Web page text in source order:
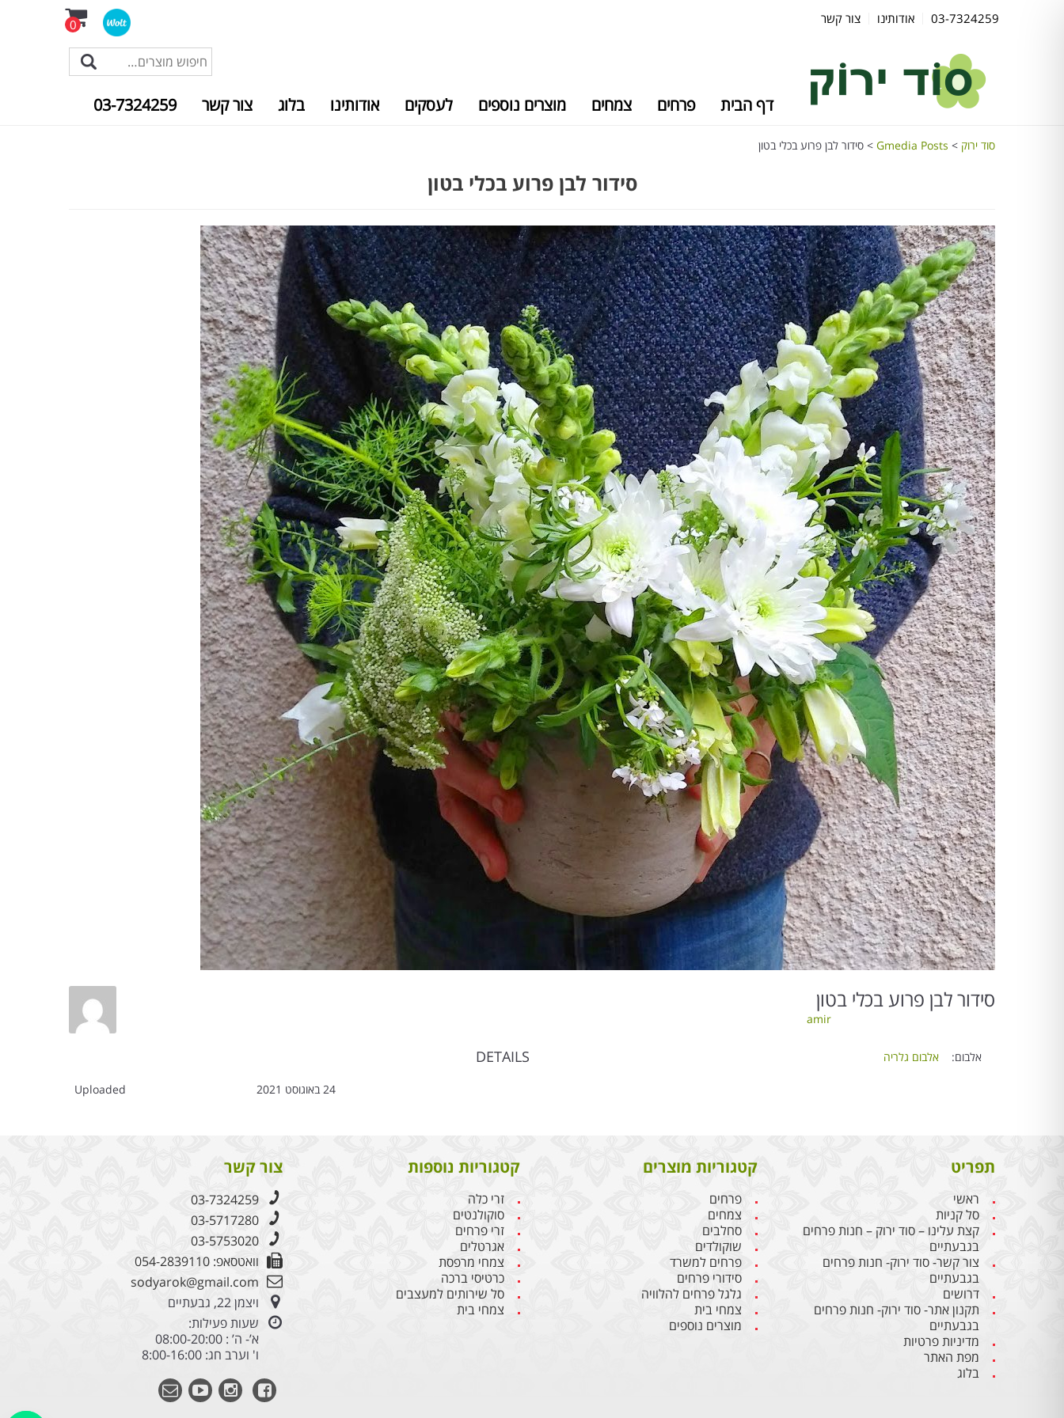
03-7324259 אודותינו צור קשר 0
דף הבית פרחים צמחים מוצרים נוספים לעסקים אודותינו בלוג צור קשר 03-7324259
סוד ירוק >
Gmedia Posts
> סידור לבן פרוע בכלי בטון
סידור לבן פרוע בכלי בטון
סידור לבן פרוע בכלי בטון
amir
אלבום: אלבום גלריה DETAILS
Uploaded 24 באוגוסט 2021
תפריט
ראשי
סל קניות
קצת עלינו – סוד ירוק – חנות פרחים
בגבעתיים
צור קשר- סוד ירוק- חנות פרחים
בגבעתיים
דרושים
תקנון אתר- סוד ירוק- חנות פרחים
בגבעתיים
מדיניות פרטיות
מפת האתר
בלוג
קטגוריות מוצרים
פרחים
צמחים
סחלבים
שוקולדים
פרחים למשרד
סידורי פרחים
גלגל פרחים להלוויה
צמחי בית
מוצרים נוספים
קטגוריות נוספות
זרי כלה
סוקולנטים
זרי פרחים
אגרטלים
צמחי מרפסת
כרטיסי ברכה
סל שירותים למעצבים
צמחי בית
צור קשר
03-7324259
03-5717280
03-5753020
וואטסאפ: 054-2839110
sodyarok@gmail.com
ויצמן 22, גבעתיים
שעות פעילות:
א’- ה’ : 08:00-20:00
ו' וערב חג: 8:00-16:00